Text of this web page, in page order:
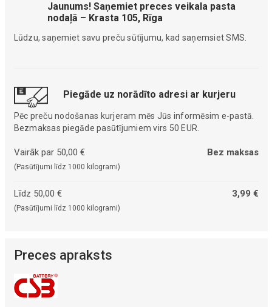
Jaunums! Saņemiet preces veikala pasta
nodaļā – Krasta 105, Rīga
Lūdzu, saņemiet savu preču sūtījumu, kad saņemsiet SMS.
Piegāde uz norādīto adresi ar kurjeru
Pēc preču nodošanas kurjeram mēs Jūs informēsim e-pastā.
Bezmaksas piegāde pasūtījumiem virs 50 EUR.
Vairāk par 50,00 €
(Pasūtījumi līdz 1000 kilogrami)
Bez maksas
Līdz 50,00 €
(Pasūtījumi līdz 1000 kilogrami)
3,99 €
Preces apraksts